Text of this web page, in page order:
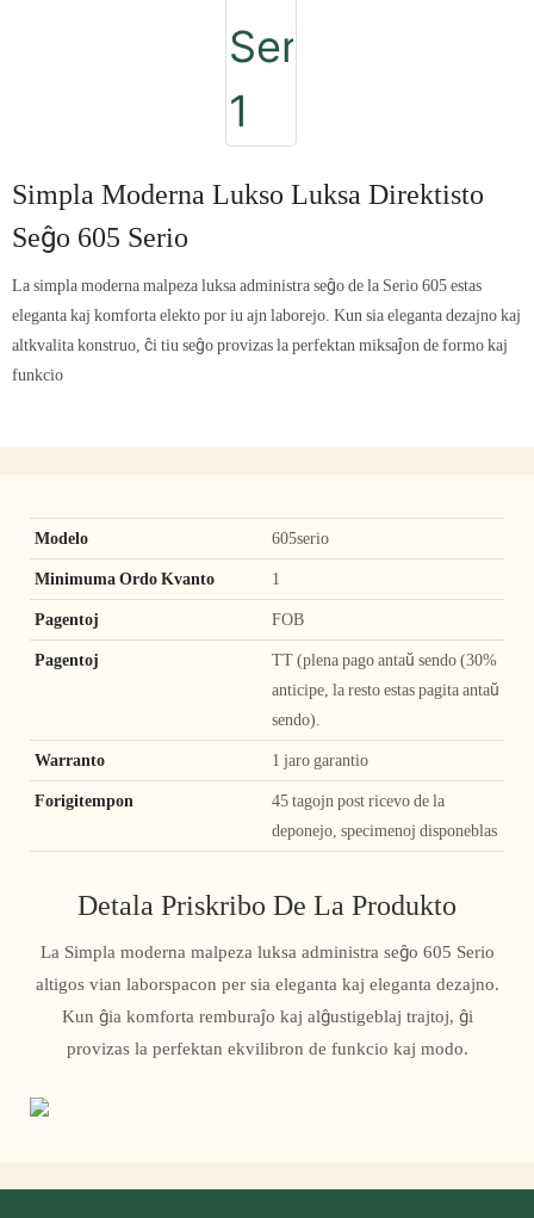
Simpla Moderna Lukso Luksa Direktisto
Seĝo 605 Serio
La simpla moderna malpeza luksa administra seĝo de la Serio 605 estas
eleganta kaj komforta elekto por iu ajn laborejo. Kun sia eleganta dezajno kaj
altkvalita konstruo, ĉi tiu seĝo provizas la perfektan miksaĵon de formo kaj
funkcio
Modelo 605serio
Minimuma Ordo Kvanto 1
Pagentoj FOB
Pagentoj
TT (plena pago antaŭ sendo (30%
anticipe, la resto estas pagita antaŭ
sendo).
Warranto 1 jaro garantio
Forigitempon
45 tagojn post ricevo de la
deponejo, specimenoj disponeblas
Detala Priskribo De La Produkto
La Simpla moderna malpeza luksa administra seĝo 605 Serio
altigos vian laborspacon per sia eleganta kaj eleganta dezajno.
Kun ĝia komforta remburaĵo kaj alĝustigeblaj trajtoj, ĝi
provizas la perfektan ekvilibron de funkcio kaj modo.